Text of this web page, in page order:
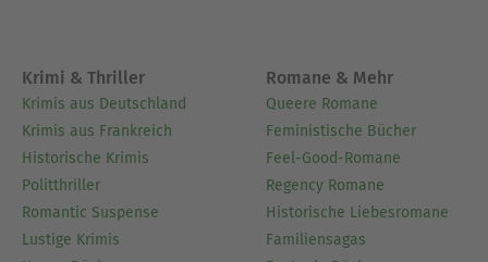
Krimi & Thriller
Krimis aus Deutschland
Krimis aus Frankreich
Historische Krimis
Politthriller
Romantic Suspense
Lustige Krimis
Romane & Mehr
Queere Romane
Feministische Bücher
Feel-Good-Romane
Regency Romane
Historische Liebesromane
Familiensagas